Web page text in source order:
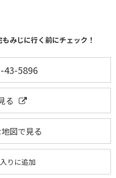
みじに行く前にチェック！
43-5896
る
図で見る
りに追加